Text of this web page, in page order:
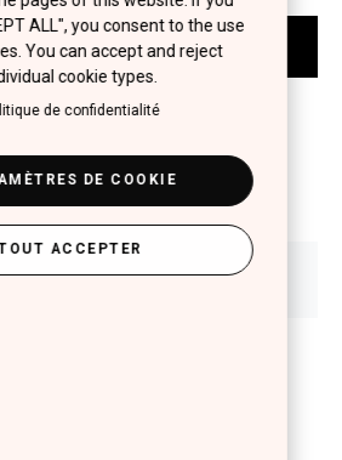
confortable et transfert
hydratantes. Il offre une
en un seul coup.
ALL", you consent to the use
You can accept and reject
cookie types.
de confidentialité
DE COOKIE
ACCEPTER